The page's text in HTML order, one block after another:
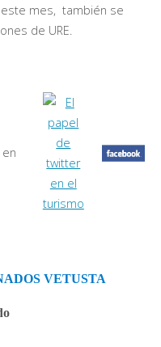
mes, también se
de URE.
VETUSTA